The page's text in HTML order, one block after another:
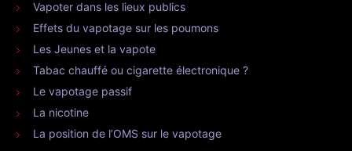
Vapoter dans les lieux publics
Effets du vapotage sur les poumons
Les Jeunes et la vapote
Tabac chauffé ou cigarette électronique ?
Le vapotage passif
La nicotine
La position de l’OMS sur le vapotage